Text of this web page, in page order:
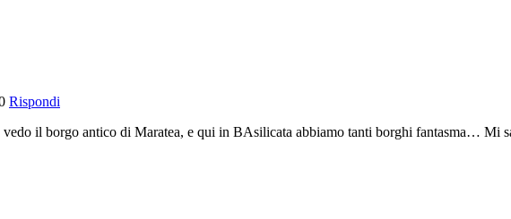
Rispondi
il borgo antico di Maratea, e qui in BAsilicata abbiamo tanti borghi fantasma… Mi